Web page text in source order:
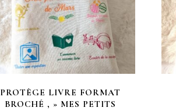
PROTÈGE LIVRE FORMAT
BROCHÉ , » MES PETITS